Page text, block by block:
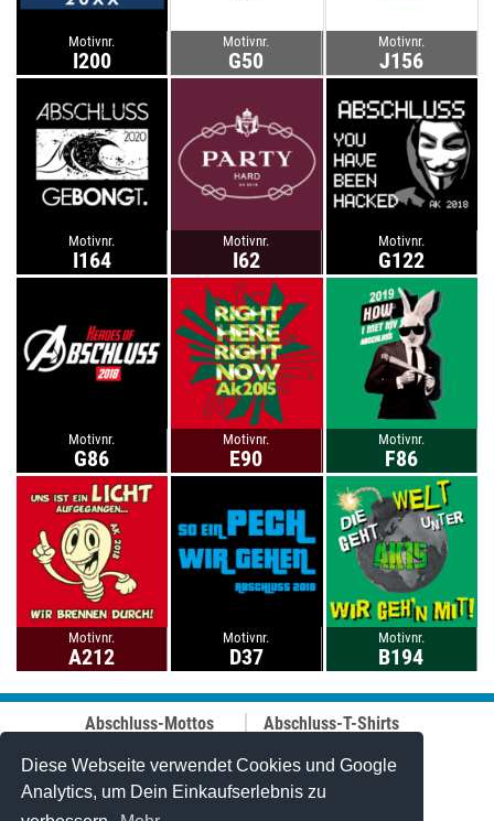
Diese Webseite verwendet Cookies und Google
Analytics, um Dein Einkaufserlebnis zu
Motivnr.
I200
Motivnr.
G50
Motivnr.
J156
Motivnr.
I164
Motivnr.
I62
Motivnr.
G122
Motivnr.
G86
Motivnr.
E90
Motivnr.
F86
Motivnr.
A212
Motivnr.
D37
Motivnr.
B194
Abschluss-Mottos
Abi-Mottos
Lehrer-Motive
Abschluss-T-Shirts
Best-Price-
Abschlussshirts